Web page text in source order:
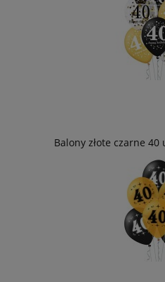
Balony złote czarne